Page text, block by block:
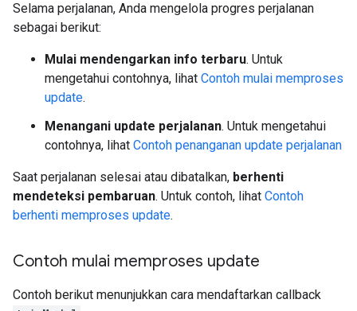
Selama perjalanan, Anda mengelola progres perjalanan
sebagai berikut:
Mulai mendengarkan info terbaru. Untuk
mengetahui contohnya, lihat Contoh mulai memproses
update.
Menangani update perjalanan. Untuk mengetahui
contohnya, lihat Contoh penanganan update perjalanan
Saat perjalanan selesai atau dibatalkan, berhenti
mendeteksi pembaruan. Untuk contoh, lihat Contoh
berhenti memproses update.
Contoh mulai memproses update
Contoh berikut menunjukkan cara mendaftarkan callback